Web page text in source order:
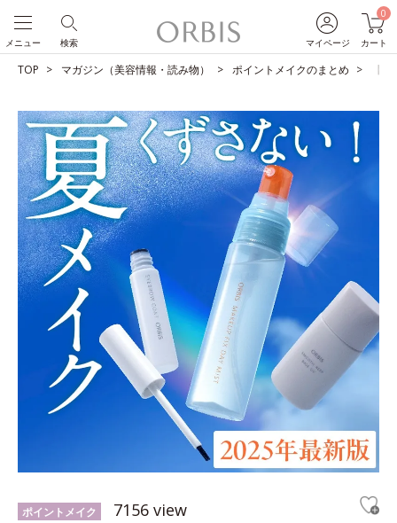
マイページ
0
カート
検索
メニュー
TOP マガジン（美容情報・読み物） ポイントメイクのまとめ 【
ポイントメイク 7156 view